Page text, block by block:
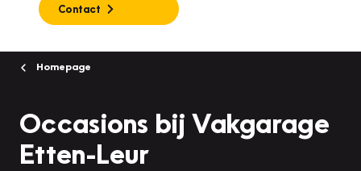
Contact
Homepage
Occasions bij Vakgarage
Etten-Leur